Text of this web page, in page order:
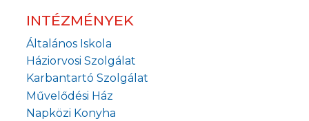
INTÉZMÉNYEK
Általános Iskola
Háziorvosi Szolgálat
Karbantartó Szolgálat
Művelődési Ház
Napközi Konyha